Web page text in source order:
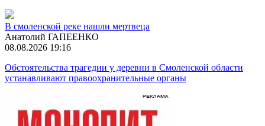
В смоленской реке нашли мертвеца
Анатолий ГАПЕЕНКО
08.08.2026 19:16
Обстоятельства трагедии у деревни в Смоленской области
устанавливают правоохранительные органы